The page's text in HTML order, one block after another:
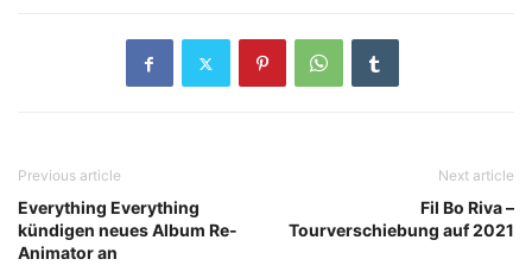
Previous article
Everything Everything
kündigen neues Album Re-
Animator an
Next article
Fil Bo Riva –
Tourverschiebung auf 2021